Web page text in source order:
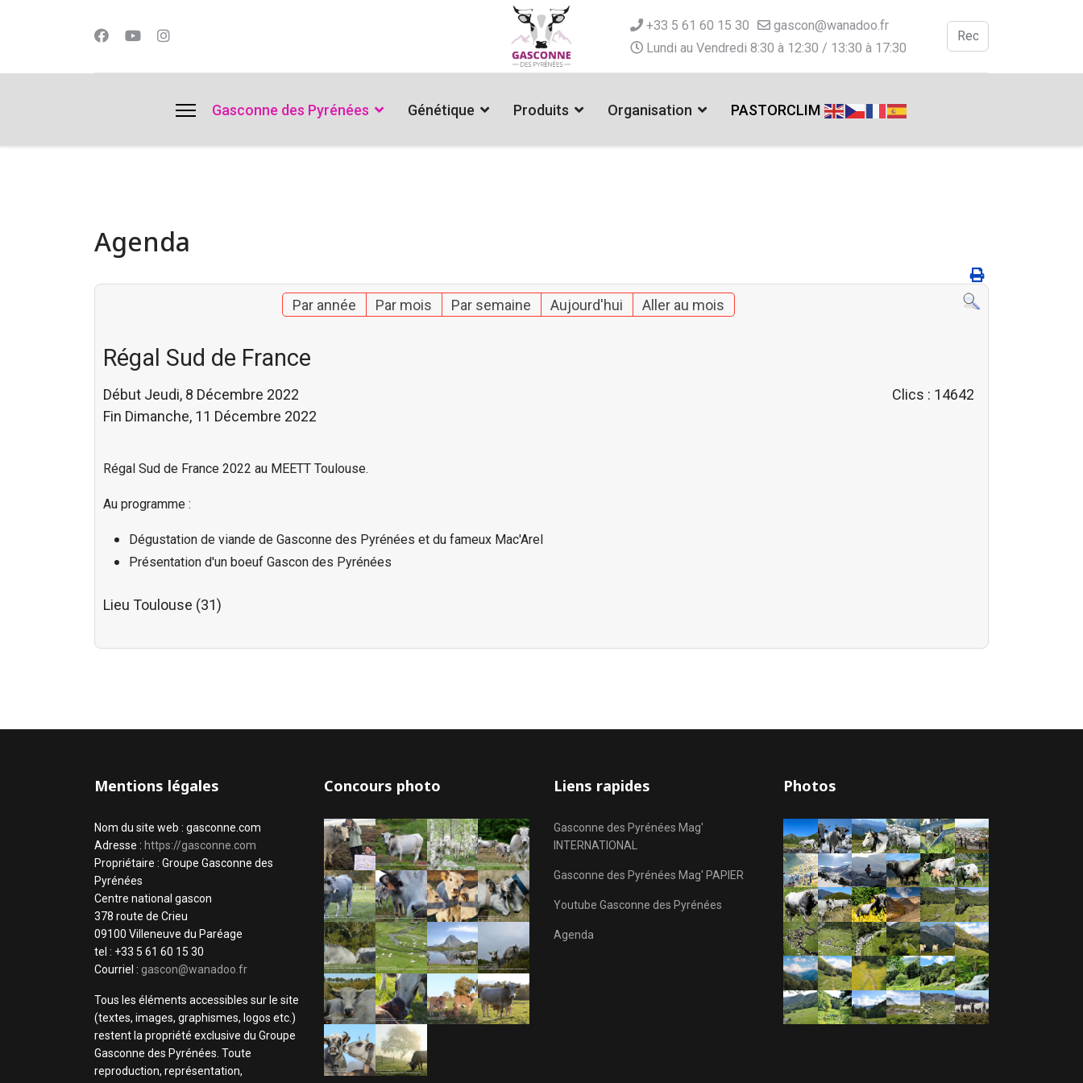
+33 5 61 60 15 30
gascon@wanadoo.fr
Lundi au Vendredi 8:30 à 12:30 / 13:30 à 17:30
Valider
Gasconne des Pyrénées Génétique Produits Organisation PASTORCLIM
Agenda
Par année Par mois Par semaine Aujourd'hui Aller au mois
Régal Sud de France
Début Jeudi, 8 Décembre 2022
Fin Dimanche, 11 Décembre 2022
Clics : 14642
Régal Sud de France 2022 au MEETT Toulouse.
Au programme :
Dégustation de viande de Gasconne des Pyrénées et du fameux Mac'Arel
Présentation d'un boeuf Gascon des Pyrénées
Lieu Toulouse (31)
Mentions légales
Nom du site web : gasconne.com
Adresse : https://gasconne.com
Propriétaire : Groupe Gasconne des
Pyrénées
Centre national gascon
378 route de Crieu
09100 Villeneuve du Paréage
tel : +33 5 61 60 15 30
Courriel : gascon@wanadoo.fr
Tous les éléments accessibles sur le site
(textes, images, graphismes, logos etc.)
restent la propriété exclusive du Groupe
Gasconne des Pyrénées. Toute
reproduction, représentation,
Concours photo Liens rapides
Gasconne des Pyrénées Mag'
INTERNATIONAL
Gasconne des Pyrénées Mag' PAPIER
Youtube Gasconne des Pyrénées
Agenda
Photos